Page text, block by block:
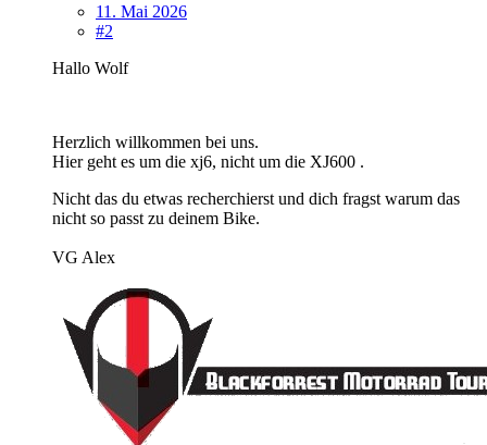
11. Mai 2026
#2
Hallo Wolf
Herzlich willkommen bei uns.
Hier geht es um die xj6, nicht um die XJ600 .
Nicht das du etwas recherchierst und dich fragst warum das
nicht so passt zu deinem Bike.
VG Alex